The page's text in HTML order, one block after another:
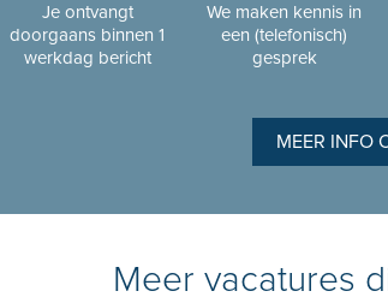
Je ontvangt
doorgaans binnen 1
werkdag bericht
We maken kennis in
een (telefonisch)
gesprek
MEER INFO
Meer vacatures